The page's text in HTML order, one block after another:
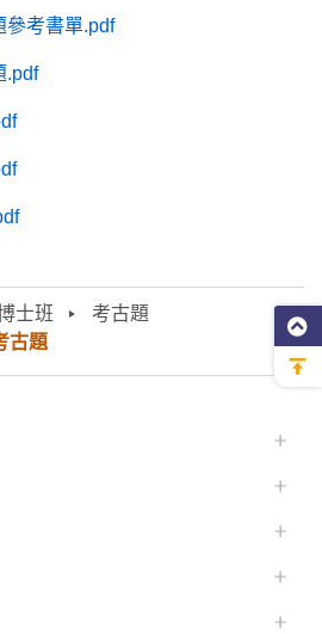
士班
考古題
古題
參考書單.pdf
.pdf